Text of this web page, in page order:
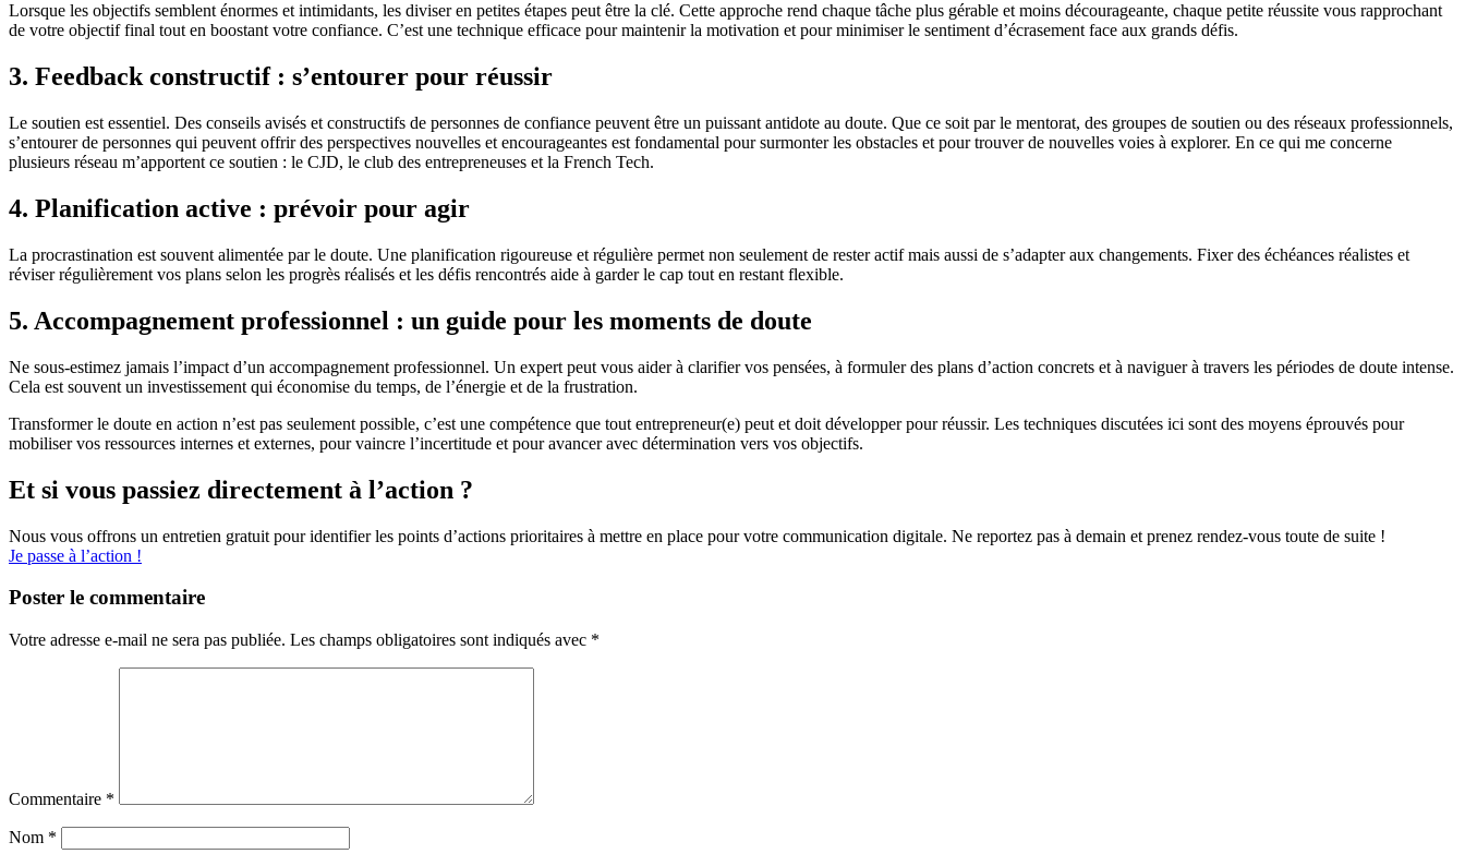
Lorsque les objectifs semblent énormes et intimidants, les diviser en petites étapes peut être la clé. Cette approche rend chaque tâche plus gérable et moins décourageante, chaque petite réussite vous rapprochant
de votre objectif final tout en boostant votre confiance. C’est une technique efficace pour maintenir la motivation et pour minimiser le sentiment d’écrasement face aux grands défis.
3. Feedback constructif : s’entourer pour réussir
Le soutien est essentiel. Des conseils avisés et constructifs de personnes de confiance peuvent être un puissant antidote au doute. Que ce soit par le mentorat, des groupes de soutien ou des réseaux professionnels,
s’entourer de personnes qui peuvent offrir des perspectives nouvelles et encourageantes est fondamental pour surmonter les obstacles et pour trouver de nouvelles voies à explorer. En ce qui me concerne
plusieurs réseau m’apportent ce soutien : le CJD, le club des entrepreneuses et la French Tech.
4. Planification active : prévoir pour agir
La procrastination est souvent alimentée par le doute. Une planification rigoureuse et régulière permet non seulement de rester actif mais aussi de s’adapter aux changements. Fixer des échéances réalistes et
réviser régulièrement vos plans selon les progrès réalisés et les défis rencontrés aide à garder le cap tout en restant flexible.
5. Accompagnement professionnel : un guide pour les moments de doute
Ne sous-estimez jamais l’impact d’un accompagnement professionnel. Un expert peut vous aider à clarifier vos pensées, à formuler des plans d’action concrets et à naviguer à travers les périodes de doute intense.
Cela est souvent un investissement qui économise du temps, de l’énergie et de la frustration.
Transformer le doute en action n’est pas seulement possible, c’est une compétence que tout entrepreneur(e) peut et doit développer pour réussir. Les techniques discutées ici sont des moyens éprouvés pour
mobiliser vos ressources internes et externes, pour vaincre l’incertitude et pour avancer avec détermination vers vos objectifs.
Et si vous passiez directement à l’action ?
Nous vous offrons un entretien gratuit pour identifier les points d’actions prioritaires à mettre en place pour votre communication digitale. Ne reportez pas à demain et prenez rendez-vous toute de suite !
Je passe à l’action !
Poster le commentaire
Votre adresse e-mail ne sera pas publiée. Les champs obligatoires sont indiqués avec *
Commentaire *
Nom *